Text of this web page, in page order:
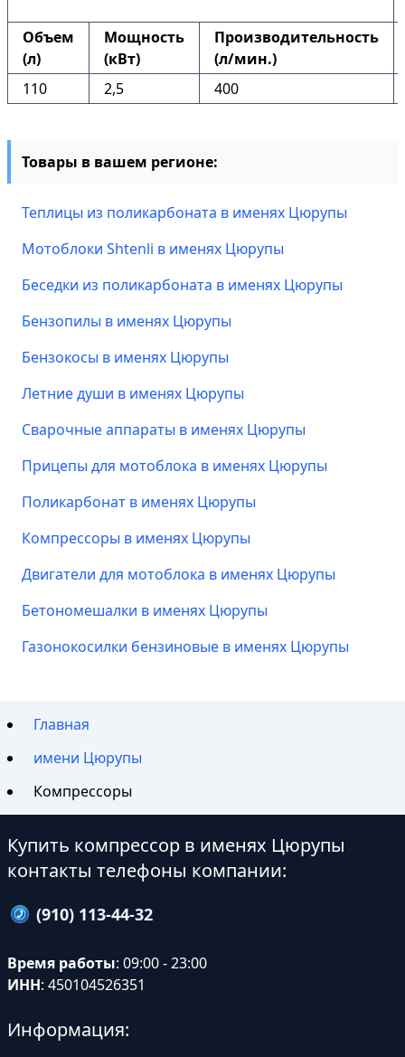
Объем
(л)
Мощность
(кВт)
Производительность
(л/мин.)
110
2,5 400
Товары в вашем регионе:
Теплицы из поликарбоната в именях Цюрупы
Мотоблоки Shtenli в именях Цюрупы
Беседки из поликарбоната в именях Цюрупы
Бензопилы в именях Цюрупы
Бензокосы в именях Цюрупы
Летние души в именях Цюрупы
Сварочные аппараты в именях Цюрупы
Прицепы для мотоблока в именях Цюрупы
Поликарбонат в именях Цюрупы
Компрессоры в именях Цюрупы
Двигатели для мотоблока в именях Цюрупы
Бетономешалки в именях Цюрупы
Газонокосилки бензиновые в именях Цюрупы
Главная
имени Цюрупы
Компрессоры
Купить компрессор в именях Цюрупы
контакты телефоны компании:
(910) 113-44-32
Время работы: 09:00 - 23:00
ИНН: 450104526351
Информация: